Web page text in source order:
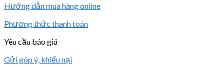
Hướng dẫn mua hàng online
Phương thức thanh toán
Yêu cầu báo giá
Gửi góp ý, khiếu nại